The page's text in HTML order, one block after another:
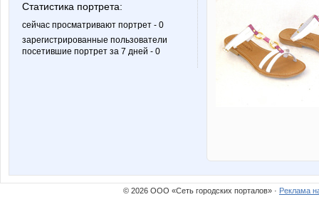
Статистика портрета:
сейчас просматривают портрет - 0
зарегистрированные пользователи
посетившие портрет за 7 дней - 0
© 2026 ООО «Сеть городских порталов» · Реклама